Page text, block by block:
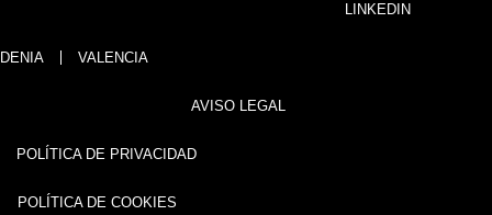
LINKEDIN
AVISO LEGAL
POLÍTICA DE PRIVACIDAD
POLÍTICA DE COOKIES
DENIA VALENCIA